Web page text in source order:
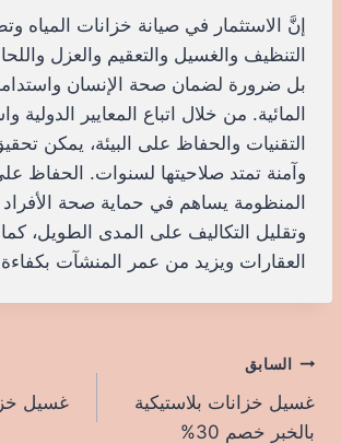
إنَّ الاستثمار في صيانة خزانات المياه
التنظيف والغسيل والتعقيم والعزل
بل ضرورة لضمان صحة الإنسان
المائية. من خلال اتباع المعايير
التقنيات والحفاظ على البيئة، يمكن
وآمنة تمتد صلاحيتها لسنوات. الحفاظ
المنظومة يساهم في حماية صحة
وتقليل التكاليف على المدى الطويل،
العقارات ويزيد من عمر المنشآت بكفاءة
تصفّح
المقالات
السابق
غسيل خزانات بلاستيكية
بالخبر خصم 30%
غسيل